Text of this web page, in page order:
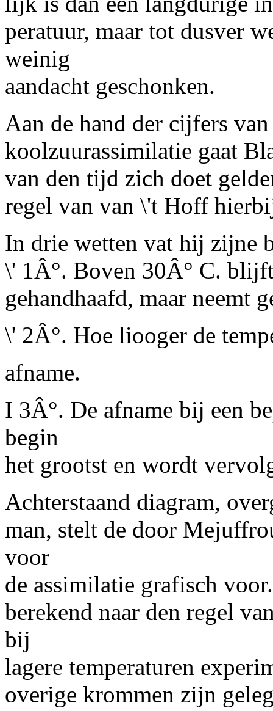
peratuur, maar tot dusver
weinig
aandacht geschonken.
Aan de hand der cijfers
koolzuurassimilatie gaat
van den tijd zich doet
regel van van \'t Hoff
In drie wetten vat hij zijne
\' 1Â°. Boven 30Â° C.
gehandhaafd, maar neemt
\' 2Â°. Hoe liooger de
afname.
I 3Â°. De afname bij een
begin
het grootst en wordt
Achterstaand diagram,
man, stelt de door
voor
de assimilatie grafisch
berekend naar den regel
bij
lagere temperaturen
overige krommen zijn